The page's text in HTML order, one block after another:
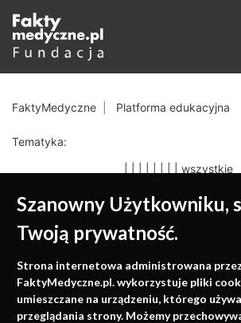
Szanowny Użytkowniku,
Twoją prywatność.
Strona internetowa administrowana
FaktyMedyczne.pl. wykorzystuje pliki
umieszczane na urządzeniu, którego
przeglądania strony. Możemy
FaktyMedyczne Platforma edukacyjna
Tematyka:
wszystkie
Medycyna
faktach
Konferencje, szkolenia, e-